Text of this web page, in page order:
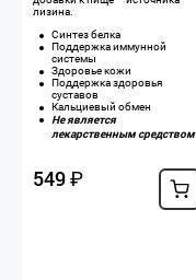
лизина.
Синтез белка
Поддержка иммунной
системы
Здоровье кожи
Поддержка здоровья
суставов
Кальциевый обмен
Не является
лекарственным средством
549₽